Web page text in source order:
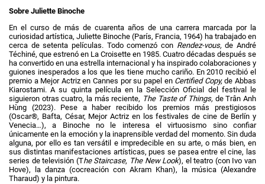
Sobre Juliette Binoche
En el curso de más de cuarenta años de una carrera marcada por la
curiosidad artística, Juliette Binoche (París, Francia, 1964) ha trabajado en
cerca de setenta películas. Todo comenzó con Rendez-vous,de André
Téchiné, que estrenó en La Croisette en 1985. Cuatro décadas después se
ha convertido en una estrella internacional y ha inspirado colaboraciones y
guiones inesperados a los que les tiene mucho cariño. En 2010 recibió el
premio a Mejor Actriz en Cannes por su papel en Certified Copy,de Abbas
Kiarostami. A su quinta película en la Selección Oficial del festival le
siguieron otras cuatro, la más reciente, The Taste of Things, de Trân Anh
Hùng (2023). Pese a haber recibido los premios más prestigiosos
(Oscar®, Bafta, César, Mejor Actriz en los festivales de cine de Berlín y
Venecia…), a Binoche no le interesa el virtuosismo sino confiar
únicamente en la emoción y la inaprensible verdad del momento. Sin duda
alguna, por ello es tan versátil e impredecible en su arte, o más bien, en
sus distintas manifestaciones artísticas, pues se pasea entre el cine, las
series de televisión (The Staircase, The New Look), el teatro (con Ivo van
Hove), la danza (cocreación con Akram Khan), la música (Alexandre
Tharaud) y la pintura.